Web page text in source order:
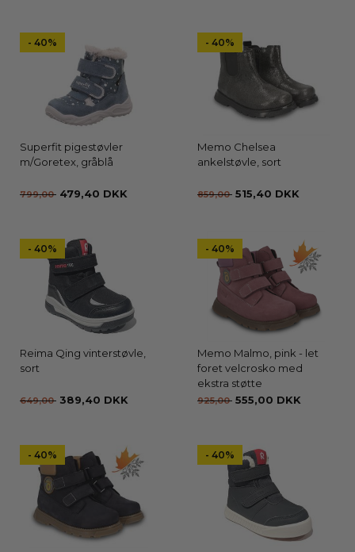
- 40%
Superfit pigestøvler
m/Goretex, gråblå
799,00 479,40 DKK
- 40%
Memo Chelsea
ankelstøvle, sort
859,00 515,40 DKK
- 40%
Reima Qing vinterstøvle,
sort
649,00 389,40 DKK
- 40%
Memo Malmo, pink - let
foret velcrosko med
ekstra støtte
925,00 555,00 DKK
- 40% - 40%